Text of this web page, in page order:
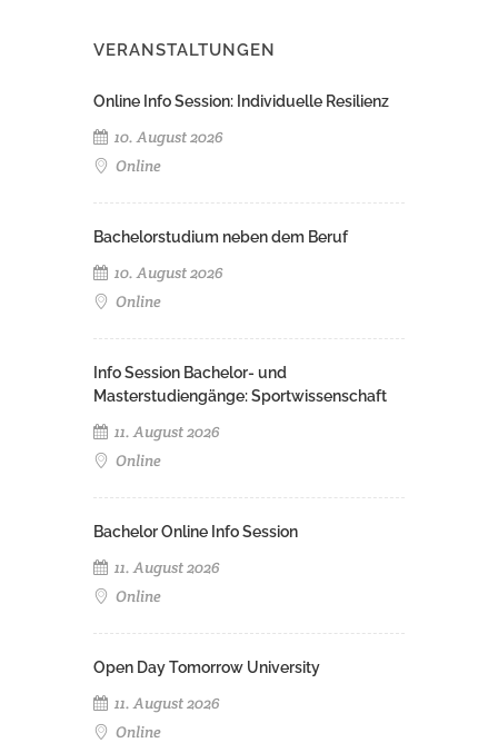
VERANSTALTUNGEN
Online Info Session: Individuelle Resilienz
10. August 2026
Online
Bachelorstudium neben dem Beruf
10. August 2026
Online
Info Session Bachelor- und
Masterstudiengänge: Sportwissenschaft
11. August 2026
Online
Bachelor Online Info Session
11. August 2026
Online
Open Day Tomorrow University
11. August 2026
Online